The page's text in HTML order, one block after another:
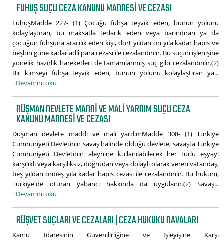
FUHUŞ SUÇU CEZA KANUNU MADDESI VE CEZASI
FuhuşMadde 227- (1) Çocuğu fuhşa teşvik eden, bunun yolunu
kolaylaştıran, bu maksatla tedarik eden veya barındıran ya da
çocuğun fuhşuna aracılık eden kişi, dört yıldan on yıla kadar hapis ve
beşbin güne kadar adlî para cezası ile cezalandırılır. Bu suçun işlenişine
yönelik hazırlık hareketleri de tamamlanmış suç gibi cezalandırılır.(2)
Bir kimseyi fuhşa teşvik eden, bunun yolunu kolaylaştıran ya...
+Devamını oku
DÜŞMAN DEVLETE MADDI VE MALI YARDIM SUÇU CEZA
KANUNU MADDESI VE CEZASI
Düşman devlete maddi ve mali yardımMadde 308- (1) Türkiye
Cumhuriyeti Devletinin savaş halinde olduğu devlete, savaşta Türkiye
Cumhuriyeti Devletinin aleyhine kullanılabilecek her türlü eşyayı
karşılıklı veya karşılıksız, doğrudan veya dolaylı olarak veren vatandaş,
beş yıldan onbeş yıla kadar hapis cezası ile cezalandırılır. Bu hüküm,
Türkiye'de oturan yabancı hakkında da uygulanır.(2) Savaş...
+Devamını oku
RÜŞVET SUÇLARI VE CEZALARI | CEZA HUKUKU DAVALARI
Kamu İdaresinin Güvenilirliğine ve İşleyişine Karşı